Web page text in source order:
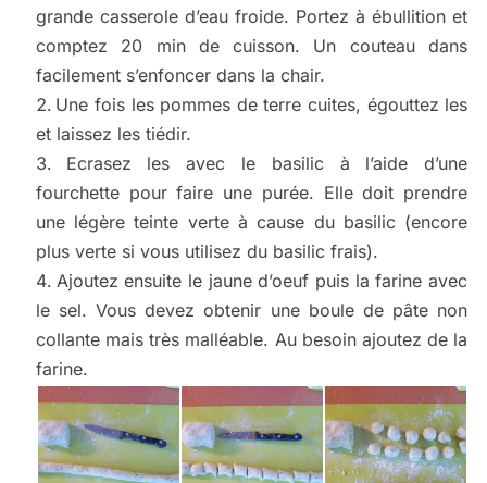
grande casserole d’eau froide. Portez à ébullition et
comptez 20 min de cuisson. Un couteau dans
facilement s’enfoncer dans la chair.
Une fois les pommes de terre cuites, égouttez les
et laissez les tiédir.
Ecrasez les avec le basilic à l’aide d’une
fourchette pour faire une purée. Elle doit prendre
une légère teinte verte à cause du basilic (encore
plus verte si vous utilisez du basilic frais).
Ajoutez ensuite le jaune d’oeuf puis la farine avec
le sel. Vous devez obtenir une boule de pâte non
collante mais très malléable. Au besoin ajoutez de la
farine.